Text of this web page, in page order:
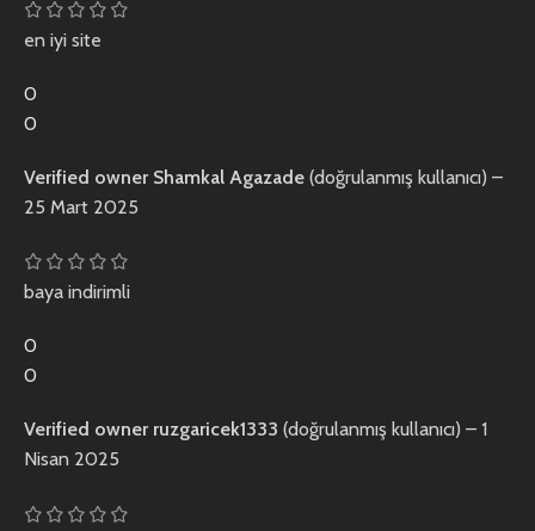
en iyi site
0
0
Verified owner Shamkal Agazade (doğrulanmış kullanıcı) –
25 Mart 2025
baya indirimli
0
0
Verified owner ruzgaricek1333 (doğrulanmış kullanıcı) – 1
Nisan 2025